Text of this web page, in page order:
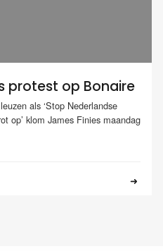
protest op Bonaire
als ‘Stop Nederlandse
op’ klom James Finies maandag